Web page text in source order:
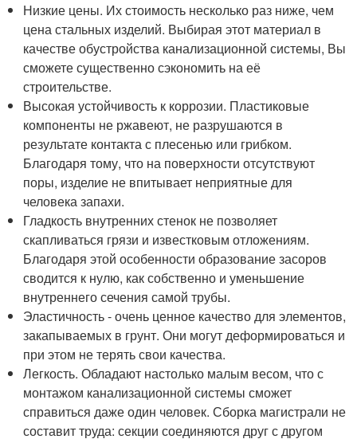
Низкие цены. Их стоимость несколько раз ниже, чем
цена стальных изделий. Выбирая этот материал в
качестве обустройства канализационной системы, Вы
сможете существенно сэкономить на её
строительстве.
Высокая устойчивость к коррозии. Пластиковые
компоненты не ржавеют, не разрушаются в
результате контакта с плесенью или грибком.
Благодаря тому, что на поверхности отсутствуют
поры, изделие не впитывает неприятные для
человека запахи.
Гладкость внутренних стенок не позволяет
скапливаться грязи и известковым отложениям.
Благодаря этой особенности образование засоров
сводится к нулю, как собственно и уменьшение
внутреннего сечения самой трубы.
Эластичность - очень ценное качество для элементов,
закапываемых в грунт. Они могут деформироваться и
при этом не терять свои качества.
Легкость. Обладают настолько малым весом, что с
монтажом канализационной системы сможет
справиться даже один человек. Сборка магистрали не
составит труда: секции соединяются друг с другом